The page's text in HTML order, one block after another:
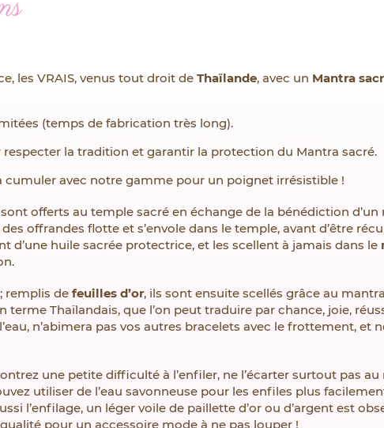
les VRAIS, venus tout droit de Thaïlande, avec un Mantra
(temps de fabrication très long).
la tradition et garantir la protection du Mantra sacré.
avec notre gamme pour un poignet irrésistible !
sont offerts au temple sacré en échange de la bénédiction d’un
offrandes flotte et s’envole dans le temple, avant d’être
d’une huile sacrée protectrice, et les scellent à jamais dans le
remplis de feuilles d’or, ils sont ensuite scellés grâce au
Thaïlandais, que l’on peut traduire par chance, joie,
n’abimera pas vos autres bracelets avec le frottement, et
une petite difficulté à l’enfiler, ne l’écarter surtout pas
utiliser de l’eau savonneuse pour les enfiles plus
l’enfilage, un léger voile de paillette d’or ou d’argent est
pour un accessoire mode à ne pas louper !